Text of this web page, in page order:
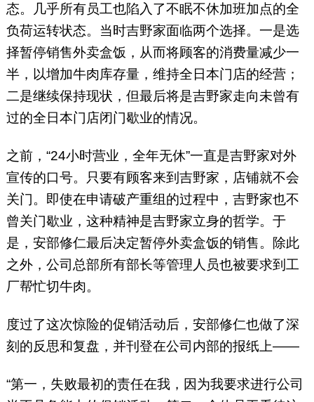
态。几乎所有员工也陷入了不眠不休加班加点的全
负荷运转状态。当时吉野家面临两个选择。一是选
择暂停销售外卖盒饭，从而将顾客的消费量减少一
半，以增加牛肉库存量，维持全日本门店的经营；
二是继续保持现状，但最后将是吉野家走向未曾有
过的全日本门店闭门歇业的情况。
之前，“24小时营业，全年无休”一直是吉野家对外
宣传的口号。只要有顾客来到吉野家，店铺就不会
关门。即使在申请破产重组的过程中，吉野家也不
曾关门歇业，这种精神是吉野家立身的哲学。于
是，安部修仁最后决定暂停外卖盒饭的销售。除此
之外，公司总部所有部长等管理人员也被要求到工
厂帮忙切牛肉。
度过了这次惊险的促销活动后，安部修仁也做了深
刻的反思和复盘，并刊登在公司内部的报纸上——
“第一，失败最初的责任在我，因为我要求进行公司